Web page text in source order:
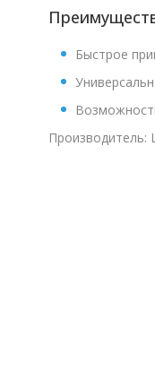
Быстрое
Производитель: